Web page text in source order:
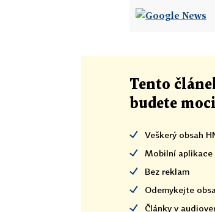
Tento
budete
Veškerý obsah
Mobilní aplikace
Bez reklam
Odemykejte
Články v